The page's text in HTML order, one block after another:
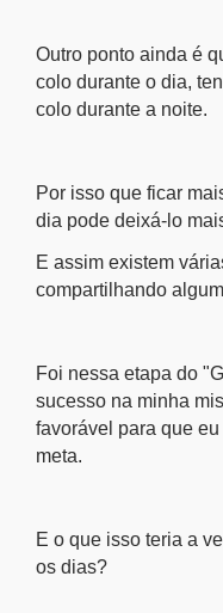
Outro ponto ainda é
colo durante o dia,
colo durante a noite.
Por isso que ficar
dia pode deixá-lo
E assim existem
compartilhando
Foi nessa etapa do
sucesso na minha
favorável para que
meta.
E o que isso teria a
os dias?